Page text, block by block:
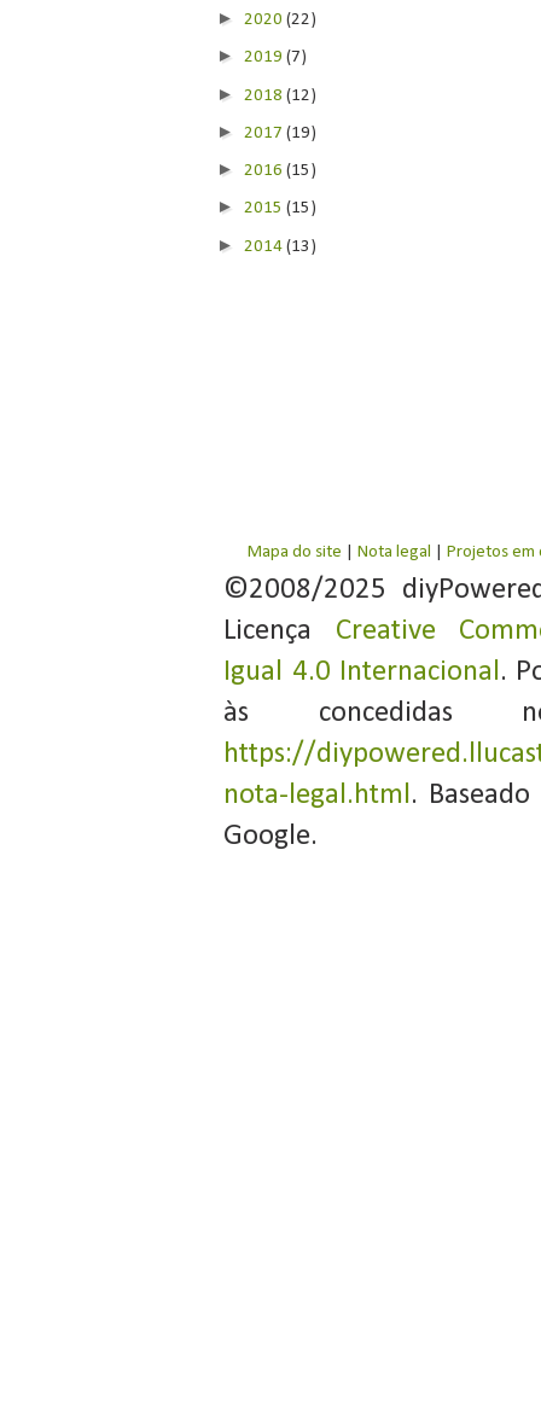
► 2020(22)
► 2019(7)
► 2018(12)
► 2017(19)
► 2016(15)
► 2015(15)
► 2014(13)
Mapa do site Nota legal Projetos em
©2008/2025
Licença Creative
Igual 4.0 Internacional .
às concedidas
https://
nota-legal.html .
Google.